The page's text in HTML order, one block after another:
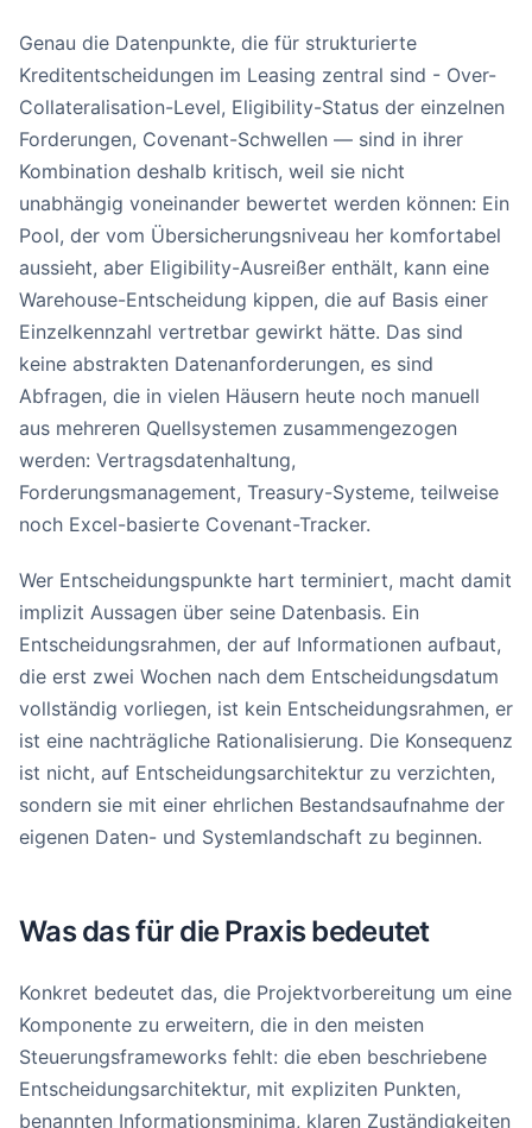
Genau die Datenpunkte, die für strukturierte
Kreditentscheidungen im Leasing zentral sind - Over-
Collateralisation-Level, Eligibility-Status der einzelnen
Forderungen, Covenant-Schwellen — sind in ihrer
Kombination deshalb kritisch, weil sie nicht
unabhängig voneinander bewertet werden können: Ein
Pool, der vom Übersicherungsniveau her komfortabel
aussieht, aber Eligibility-Ausreißer enthält, kann eine
Warehouse-Entscheidung kippen, die auf Basis einer
Einzelkennzahl vertretbar gewirkt hätte. Das sind
keine abstrakten Datenanforderungen, es sind
Abfragen, die in vielen Häusern heute noch manuell
aus mehreren Quellsystemen zusammengezogen
werden: Vertragsdatenhaltung,
Forderungsmanagement, Treasury-Systeme, teilweise
noch Excel-basierte Covenant-Tracker.
Wer Entscheidungspunkte hart terminiert, macht damit
implizit Aussagen über seine Datenbasis. Ein
Entscheidungsrahmen, der auf Informationen aufbaut,
die erst zwei Wochen nach dem Entscheidungsdatum
vollständig vorliegen, ist kein Entscheidungsrahmen, er
ist eine nachträgliche Rationalisierung. Die Konsequenz
ist nicht, auf Entscheidungsarchitektur zu verzichten,
sondern sie mit einer ehrlichen Bestandsaufnahme der
eigenen Daten- und Systemlandschaft zu beginnen.
Was das für die Praxis bedeutet
Konkret bedeutet das, die Projektvorbereitung um eine
Komponente zu erweitern, die in den meisten
Steuerungsframeworks fehlt: die eben beschriebene
Entscheidungsarchitektur, mit expliziten Punkten,
benannten Informationsminima, klaren Zuständigkeiten